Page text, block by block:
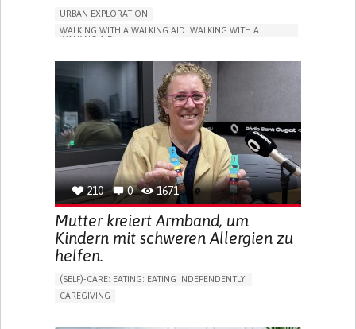
URBAN EXPLORATION
WALKING WITH A WALKING AID: WALKING WITH A
WALKING AID
APP (INCLUDING WHEN CONNECTED WITH WEARABLE)
ONLINE SERVICE
SOCIAL WITHDRAWAL OR ISOLATION
VISION PROBLEMS
PROMOTING INCLUSIVITY AND SOCIAL INTEGRATION
OPHTHALMOLOGY
SPAIN
210 0 1671
Mutter kreiert Armband, um
Kindern mit schweren Allergien zu
helfen.
(SELF)-CARE: EATING: EATING INDEPENDENTLY.
CAREGIVING